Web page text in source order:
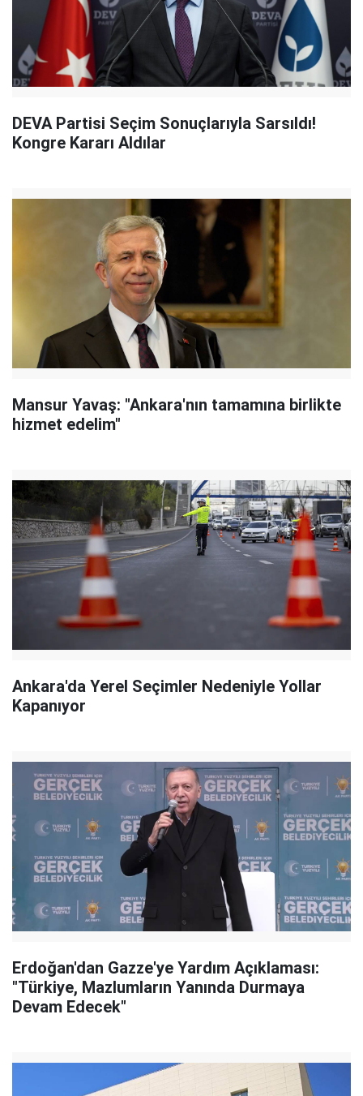
DEVA Partisi Seçim Sonuçlarıyla Sarsıldı!
Kongre Kararı Aldılar
Mansur Yavaş: "Ankara'nın tamamına birlikte
hizmet edelim"
Ankara'da Yerel Seçimler Nedeniyle Yollar
Kapanıyor
Erdoğan'dan Gazze'ye Yardım Açıklaması:
"Türkiye, Mazlumların Yanında Durmaya
Devam Edecek"